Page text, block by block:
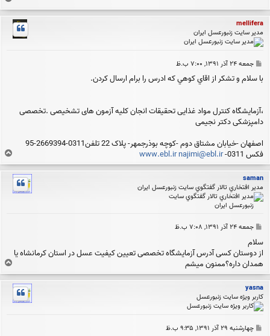
ا
ل
mellifera
مدیر سایت زنبورعسل ایران
پ
ت
جمعه ۲۴ آذر ۱۳۹۱, ۷:۰۰ ب.ظ
با سلام و تشكر از اقاي كوهي كه ادرس را برام ارسال كردن.
،آزمایشگاه کنترل مواد غذایی تحقیقات انجان کلیه آزمون های تشخیصی .تخصصی
دامپزشکی دکتر نجیمی
اصفهان -خیابان مشتاق دوم -کوچه بوذرجمهر- پلاک 22 تلفن0311-2669394-95
فکس 0311-
najimi@ebl.ir
www.ebl.ir
ا
ل
saman
مدير افتخاري تالار گفتگوي سايت زنبورعسل ايران
پ
ت
جمعه ۲۴ آذر ۱۳۹۱, ۷:۰۸ ب.ظ
سلام
از دوستان کسی آدرس آزمایشگاه تخصصی تعیین کیفیت عسل در استان کرمانشاه یا
همدان داره؟ممنون میشم
ا
ل
yasna
کاربر ویژه سایت زنبورعسل
پ چهارشنبه ۲۹ آذر ۱۳۹۱, ۹:۳۵ ب.ظ